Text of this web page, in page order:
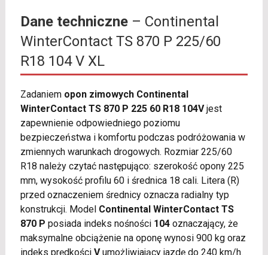
Dane techniczne– Continental
WinterContact TS 870 P 225/60
R18 104 V XL
Zadaniem opon zimowych Continental
WinterContact TS 870 P 225 60 R18 104Vjest
zapewnienie odpowiedniego poziomu
bezpieczeństwa i komfortu podczas podróżowania w
zmiennych warunkach drogowych. Rozmiar 225/60
R18 należy czytać następująco: szerokość opony 225
mm, wysokość profilu 60 i średnica 18 cali. Litera (R)
przed oznaczeniem średnicy oznacza radialny typ
konstrukcji. Model Continental WinterContact TS
870 P posiada indeks nośności 104oznaczający, że
maksymalne obciążenie na oponę wynosi 900 kg oraz
indeks prędkości Vumożliwiający jazdę do 240 km/h.